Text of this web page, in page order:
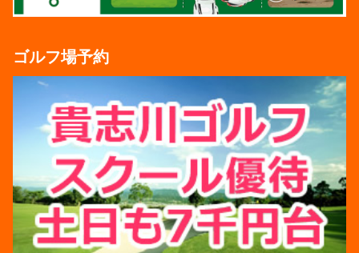
ゴルフ場予約